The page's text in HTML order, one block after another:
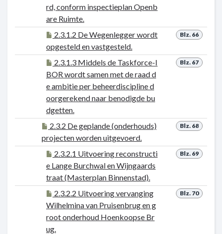
rd, conform inspectieplan Openb
are Ruimte.
Blz. 66
2.3.1.2 De Wegenlegger wordt
opgesteld en vastgesteld.
Blz. 67
2.3.1.3 Middels de Taskforce-I
BOR wordt samen met de raad d
e ambitie per beheerdiscipline d
oorgerekend naar benodigde bu
dgetten.
Blz. 68
2.3.2 De geplande (onderhouds)
projecten worden uitgevoerd.
Blz. 69
2.3.2.1 Uitvoering reconstructi
e Lange Burchwal en Wijngaards
traat (Masterplan Binnenstad).
Blz. 70
2.3.2.2 Uitvoering vervanging
Wilhelmina van Pruisenbrug en g
root onderhoud Hoenkoopse Br
ug.